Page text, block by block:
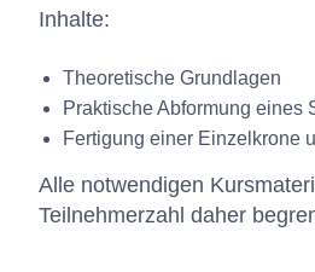
Inhalte:
Theoretische Grundlagen
Praktische Abformung eines
Fertigung einer Einzelkrone
Alle notwendigen
Teilnehmerzahl daher